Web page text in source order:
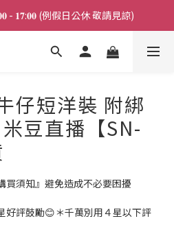
~ 週五 𝟐𝟎:𝟎𝟎 詳見 𝑰𝑮 公告
- 𝟏𝟕:𝟎𝟎 (例假日公休 敬請見諒)
~ 週五 𝟐𝟎:𝟎𝟎 詳見 𝑰𝑮 公告
仔短洋裝 附綁
豆直播【SN-
買須知』避免造成不必要困擾
好評鼓勵😊＊千萬別用４星以下評